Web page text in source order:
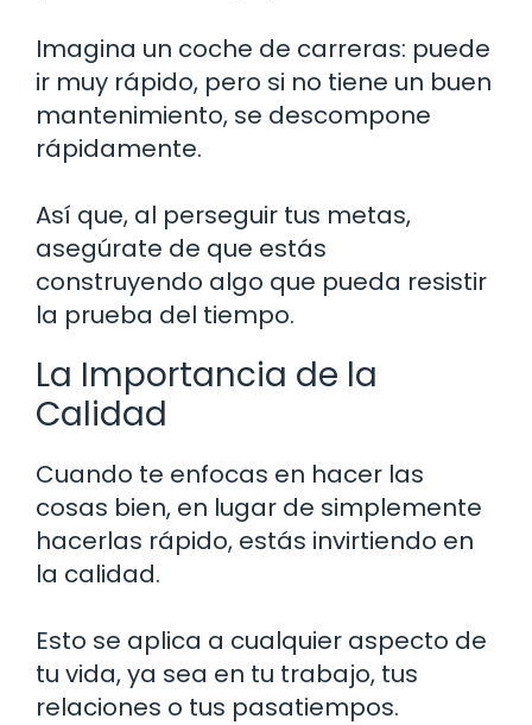
Imagina un coche de carreras: puede
ir muy rápido, pero si no tiene un buen
mantenimiento, se descompone
rápidamente.
Así que, al perseguir tus metas,
asegúrate de que estás
construyendo algo que pueda resistir
la prueba del tiempo.
La Importancia de la
Calidad
Cuando te enfocas en hacer las
cosas bien, en lugar de simplemente
hacerlas rápido, estás invirtiendo en
la calidad.
Esto se aplica a cualquier aspecto de
tu vida, ya sea en tu trabajo, tus
relaciones o tus pasatiempos.